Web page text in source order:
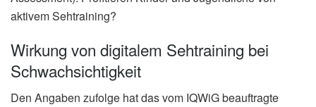
aktivem Sehtraining?
Wirkung von digitalem Sehtraining bei
Schwachsichtigkeit
Den Angaben zufolge hat das vom IQWiG beauftragte